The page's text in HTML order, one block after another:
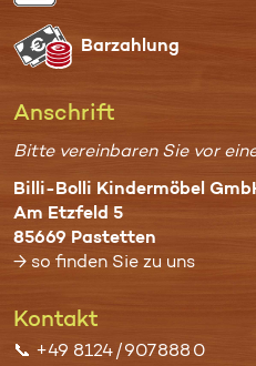
Bar­zahlung
Anschrift
Bitte vereinbaren Sie vor
Billi-Bolli Kindermöbel
Am Etzfeld 5
85669 Pastetten
→ so finden Sie zu uns
Kontakt
📞 +49 8124 / 907 888 0